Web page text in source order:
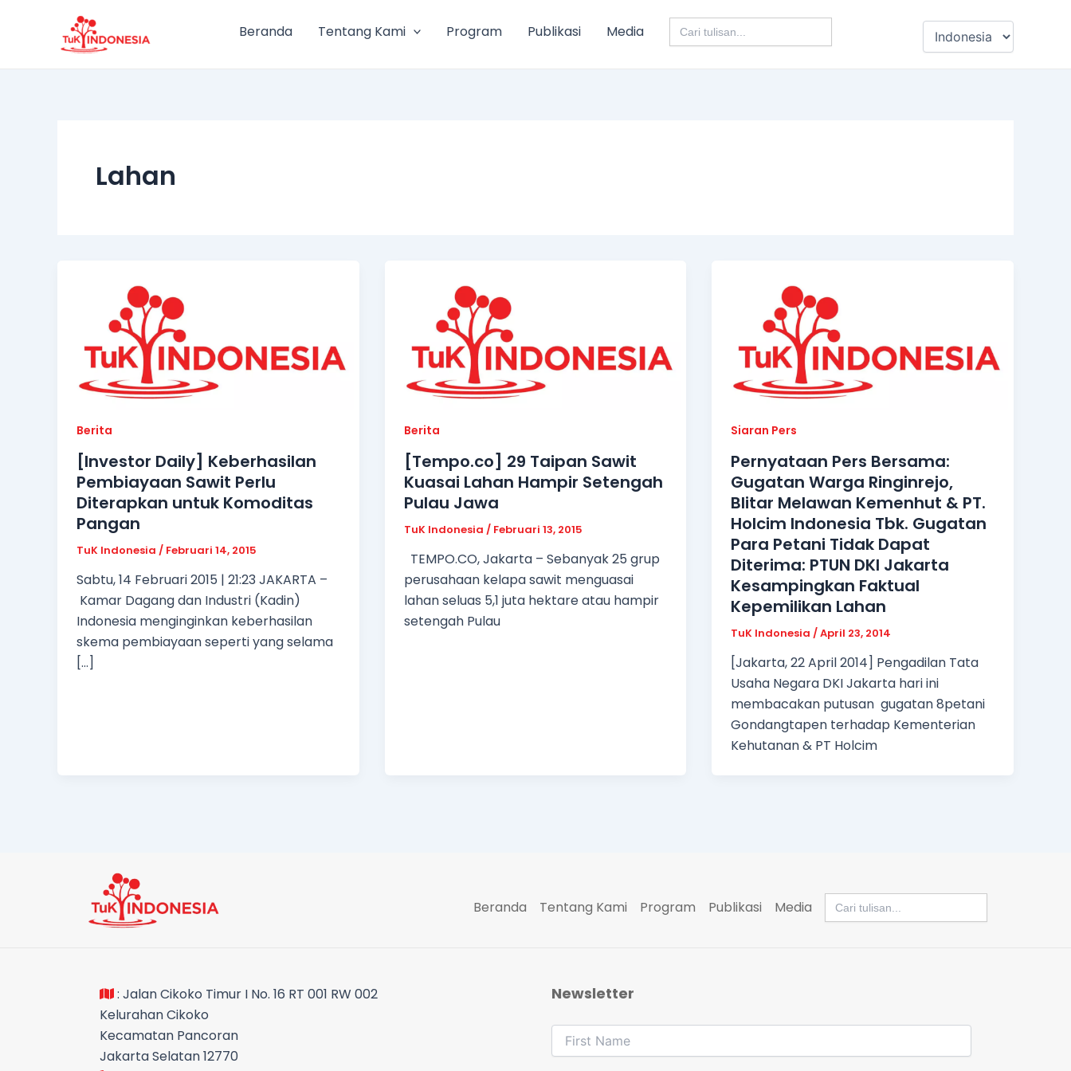
Beranda Tentang Kami Program Publikasi Media Search
for:
Lahan
Berita
[Investor Daily] Keberhasilan
Pembiayaan Sawit Perlu
Diterapkan untuk Komoditas
Pangan
TuK Indonesia / Februari 14, 2015
Sabtu, 14 Februari 2015 | 21:23 JAKARTA –
Kamar Dagang dan Industri (Kadin)
Indonesia menginginkan keberhasilan
skema pembiayaan seperti yang selama
[…]
Berita
[Tempo.co] 29 Taipan Sawit
Kuasai Lahan Hampir Setengah
Pulau Jawa
TuK Indonesia / Februari 13, 2015
TEMPO.CO, Jakarta – Sebanyak 25 grup
perusahaan kelapa sawit menguasai
lahan seluas 5,1 juta hektare atau hampir
setengah Pulau
Siaran Pers
Pernyataan Pers Bersama:
Gugatan Warga Ringinrejo,
Blitar Melawan Kemenhut & PT.
Holcim Indonesia Tbk. Gugatan
Para Petani Tidak Dapat
Diterima: PTUN DKI Jakarta
Kesampingkan Faktual
Kepemilikan Lahan
TuK Indonesia /April 23, 2014
[Jakarta, 22 April 2014] Pengadilan Tata
Usaha Negara DKI Jakarta hari ini
membacakan putusan gugatan 8petani
Gondangtapen terhadap Kementerian
Kehutanan & PT Holcim
Beranda Tentang Kami Program Publikasi Media Search
for:
: Jalan Cikoko Timur I No. 16 RT 001 RW 002
Kelurahan Cikoko
Kecamatan Pancoran
Jakarta Selatan 12770
Newsletter